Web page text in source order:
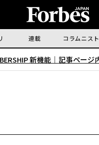
連載 コラムニスト
新機能｜ 記事ページ